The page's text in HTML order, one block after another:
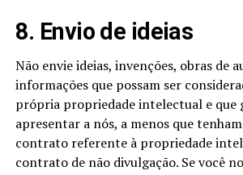
8. Envio de ideias
Não envie ideias, invenções, obras de
informações que possam ser
própria propriedade intelectual e que
apresentar a nós, a menos que
contrato referente à propriedade
contrato de não divulgação. Se você